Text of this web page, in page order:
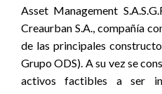
Asset Management
Creaurban S.A., compañía
de las principales
Grupo ODS). A su vez se
activos factibles a ser